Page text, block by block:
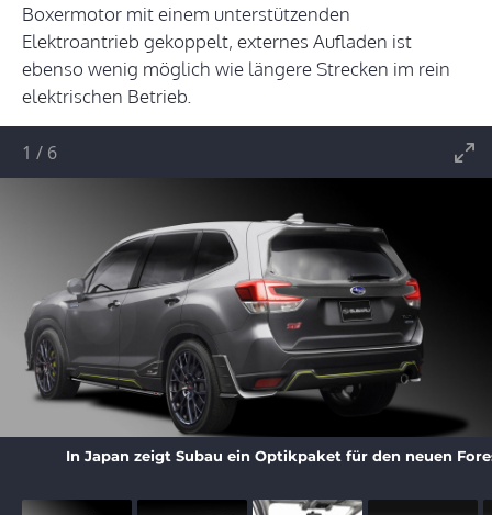
Boxermotor mit einem unterstützenden
Elektroantrieb gekoppelt, externes Aufladen ist
ebenso wenig möglich wie längere Strecken im rein
elektrischen Betrieb.
In Japan zeigt Subau ein Optikpaket für den neuen
1 / 6